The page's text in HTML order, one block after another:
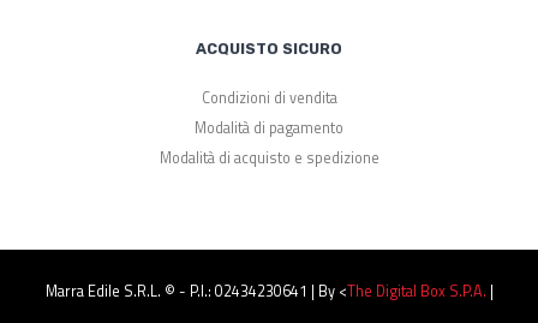
ACQUISTO SICURO
Condizioni di vendita
Modalità di pagamento
Modalità di acquisto e spedizione
Marra Edile S.r.l. © - P.I.: 02434230641 | By <The Digital Box S.p.a. |